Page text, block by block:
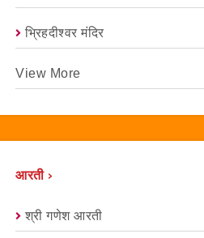
भ्रिहदीश्वर मंदिर
View More
आरती ›
श्री गणेश आरती